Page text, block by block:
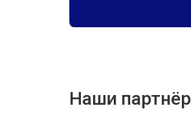
Наши